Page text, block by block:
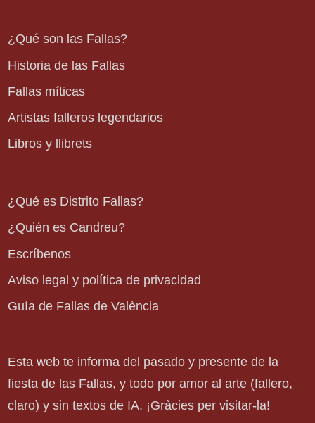
¿Qué son las Fallas?
Historia de las Fallas
Fallas míticas
Artistas falleros legendarios
Libros y llibrets
¿Qué es Distrito Fallas?
¿Quién es Candreu?
Escríbenos
Aviso legal y política de privacidad
Guía de Fallas de València
Esta web te informa del pasado y presente de la
fiesta de las Fallas, y todo por amor al arte (fallero,
claro) y sin textos de IA. ¡Gràcies per visitar-la!